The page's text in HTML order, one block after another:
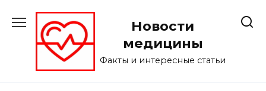
содержанию
Новости
медицины
Факты и интересные статьи